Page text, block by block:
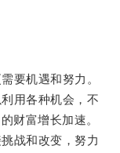
机遇和努力。
用各种机会，不
财富增长加速。
战和改变，努力